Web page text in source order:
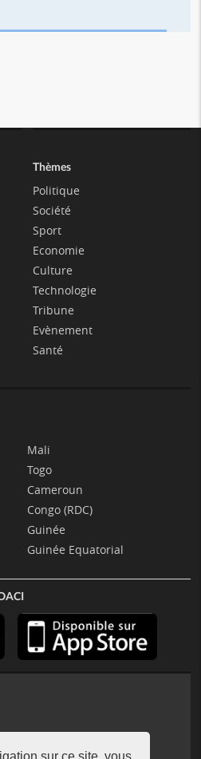
sur ce site, vous
Thèmes
Politique
Société
Sport
Economie
Culture
Technologie
Tribune
Evènement
Santé
Mali
Togo
Cameroun
Congo (RDC)
Guinée
Guinée Equatorial